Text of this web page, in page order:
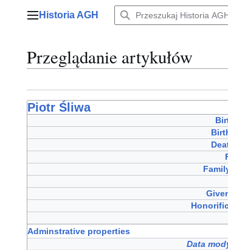
Menu główne
Historia AGH
Przeglądanie artykułów
Piotr Śliwa
Adminstrative properties
Data